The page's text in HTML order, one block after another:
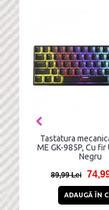
XTRIKE ME
USB 2.0, RGB,
32,99 Lei
ÎN COŞ
Cu
31,99